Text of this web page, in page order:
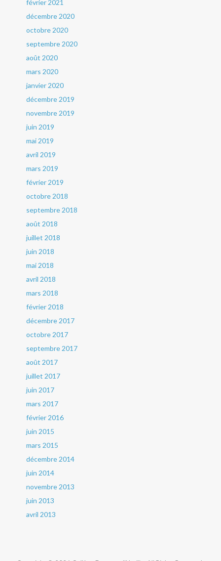
février 2021
décembre 2020
octobre 2020
septembre 2020
août 2020
mars 2020
janvier 2020
décembre 2019
novembre 2019
juin 2019
mai 2019
avril 2019
mars 2019
février 2019
octobre 2018
septembre 2018
août 2018
juillet 2018
juin 2018
mai 2018
avril 2018
mars 2018
février 2018
décembre 2017
octobre 2017
septembre 2017
août 2017
juillet 2017
juin 2017
mars 2017
février 2016
juin 2015
mars 2015
décembre 2014
juin 2014
novembre 2013
juin 2013
avril 2013